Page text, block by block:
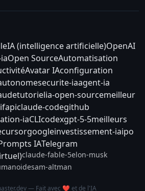
IA (intelligence artificielle)OpenAI
Open SourceAutomatisation
Avatar IAconfiguration
securite-iaagent-ia
tutorielia-open-sourcemeilleur
apiclaude-codegithub
iaCLIcodexgpt-5-5meilleurs
cursorgoogleinvestissement-iaipo
IATelegram
claude-fable-5elon-musk
sam-altman
— Fait avec ❤️ et de l'IA